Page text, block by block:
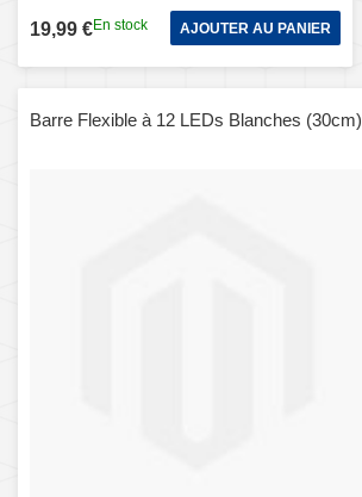
19,99 €En stock AJOUTER AU PANIER
Barre Flexible à 12 LEDs Blanches (30cm)